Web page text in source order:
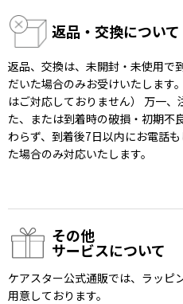
返品・交換について
返品、交換は、未開封・未使用で
だいた場合のみお受けいたします
はご対応しておりません） 万一
た、または到着時の破損・初期不
わらず、到着後7日以内にお電話
た場合のみ対応いたします。
その他
サービスについて
ケアスター公式通販では、ラッピ
用意しております。